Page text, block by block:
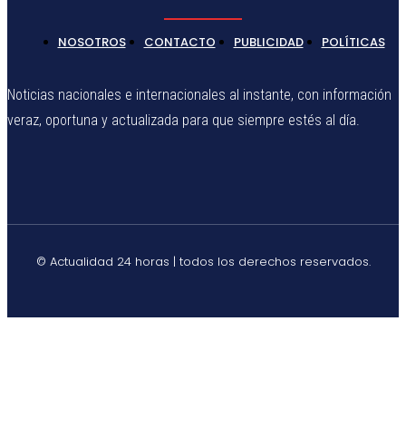
NOSOTROS CONTACTO PUBLICIDAD POLÍTICAS
Noticias nacionales e internacionales al instante, con información
veraz, oportuna y actualizada para que siempre estés al día.
© Actualidad 24 horas | todos los derechos reservados.